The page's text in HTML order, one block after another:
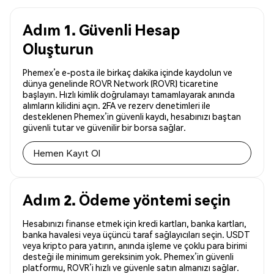
Adım 1. Güvenli Hesap
Oluşturun
Phemex’e e-posta ile birkaç dakika içinde kaydolun ve
dünya genelinde ROVR Network (ROVR) ticaretine
başlayın. Hızlı kimlik doğrulamayı tamamlayarak anında
alımların kilidini açın. 2FA ve rezerv denetimleri ile
desteklenen Phemex’in güvenli kaydı, hesabınızı baştan
güvenli tutar ve güvenilir bir borsa sağlar.
Hemen Kayıt Ol
Adım 2. Ödeme yöntemi seçin
Hesabınızı finanse etmek için kredi kartları, banka kartları,
banka havalesi veya üçüncü taraf sağlayıcıları seçin. USDT
veya kripto para yatırın, anında işleme ve çoklu para birimi
desteği ile minimum gereksinim yok. Phemex’in güvenli
platformu, ROVR’i hızlı ve güvenle satın almanızı sağlar.